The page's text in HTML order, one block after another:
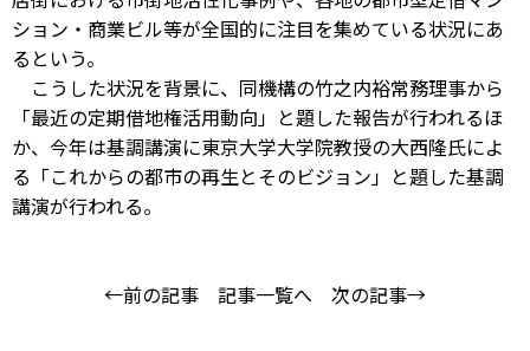
ション・商業ビル等が全国的に注目を集めている状況にあ
るという。
こうした状況を背景に、同機構の竹之内裕常務理事から
「最近の定期借地権活用動向」と題した報告が行われるほ
か、今年は基調講演に東京大学大学院教授の大西隆氏によ
る「これからの都市の再生とそのビジョン」と題した基調
講演が行われる。
←前の記事 記事一覧へ 次の記事→